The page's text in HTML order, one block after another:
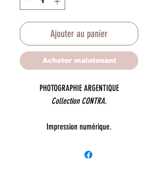
Ajouter au panier
Acheter maintenant
PHOTOGRAPHIE ARGENTIQUE
Collection CONTRA.
Impression numérique.